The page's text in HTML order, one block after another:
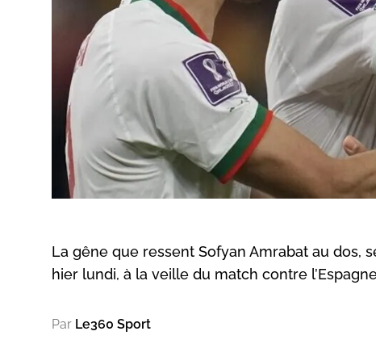
La gêne que ressent Sofyan Amrabat au dos,
hier lundi, à la veille du match contre
Par Le360 Sport